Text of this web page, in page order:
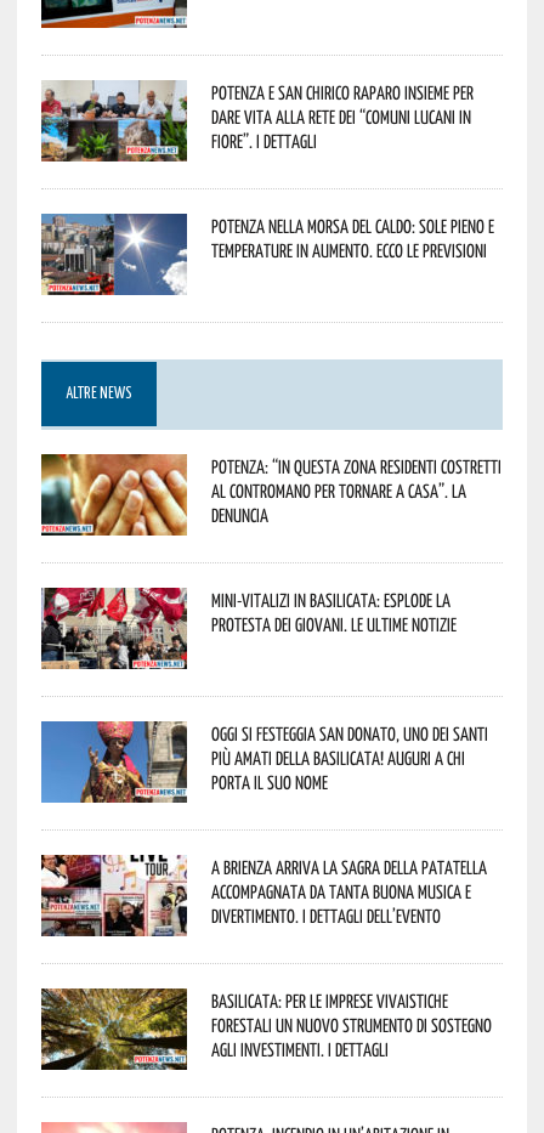
Potenza e San Chirico Raparo insieme per
dare vita alla rete dei “Comuni Lucani in
Fiore”. I dettagli
Potenza nella morsa del caldo: sole pieno e
temperature in aumento. Ecco le previsioni
ALTRE NEWS
Potenza: “In questa zona residenti costretti
al contromano per tornare a casa”. La
denuncia
Mini-vitalizi in Basilicata: esplode la
protesta dei giovani. Le ultime notizie
Oggi si festeggia San Donato, uno dei Santi
più amati della Basilicata! Auguri a chi
porta il suo nome
A Brienza arriva la Sagra della Patatella
accompagnata da tanta buona musica e
divertimento. I dettagli dell’evento
Basilicata: per le imprese vivaistiche
forestali un nuovo strumento di sostegno
agli investimenti. I dettagli